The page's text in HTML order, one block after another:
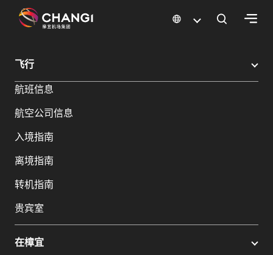
有
宜
网
选
语
言:
樟宜机场 樟宜机场餐饮与购物 樟宜机场购物指南 购物详情
飞行
航班信息
航空公司信息
入境指南
离境指南
转机指南
贵宾室
在樟宜